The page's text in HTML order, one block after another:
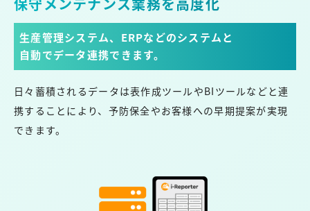
保守メンテナンス業務を高度化
生産管理システム、ERPなどのシステムと
自動でデータ連携できます。
日々蓄積されるデータは表作成ツールやBIツールなどと連
携することにより、予防保全やお客様への早期提案が実現
できます。